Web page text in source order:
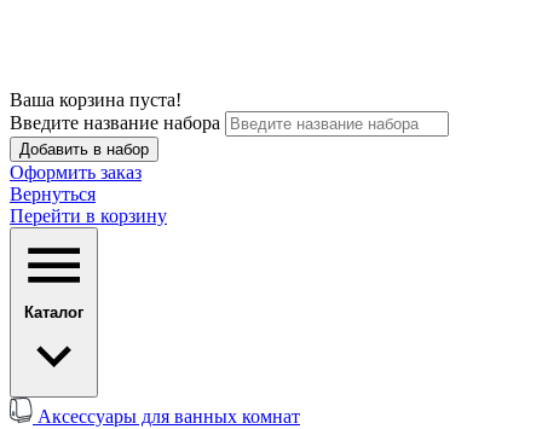
Ваша корзина пуста!
Введите название набора
Добавить в набор
Оформить заказ
Вернуться
Перейти в корзину
Каталог
Аксессуары для ванных комнат